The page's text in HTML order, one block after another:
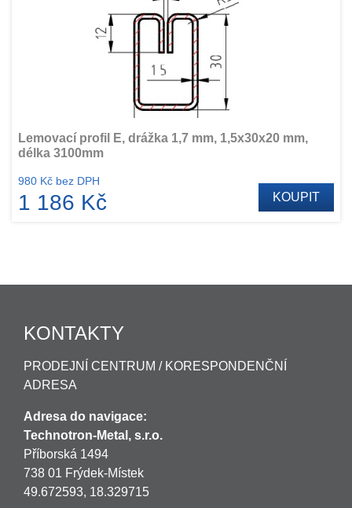
Lemovací profil E, drážka 1,7 mm, 1,5x30x20 mm,
délka 3100mm
980 Kč bez DPH
1 186 Kč KOUPIT
KONTAKTY
PRODEJNÍ CENTRUM / KORESPONDENČNÍ
ADRESA
Adresa do navigace:
Technotron-Metal, s.r.o.
Příborská 1494
738 01 Frýdek-Místek
49.672593, 18.329715